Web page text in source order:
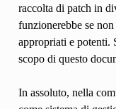
raccolta di patch in
funzionerebbe se
appropriati e potenti.
scopo di questo
In assoluto, nella